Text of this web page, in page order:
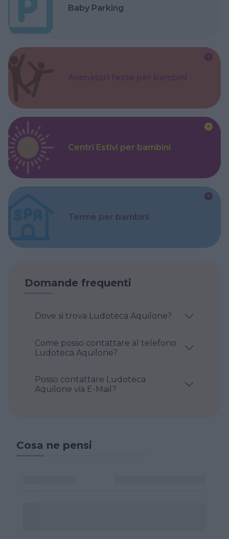
Baby Parking
Centri Estivi per bambini
Terme per bambini
Domande frequenti
Dove si trova Ludoteca Aquilone?
Come posso contattare al telefono
Ludoteca Aquilone?
Posso contattare Ludoteca
Aquilone via E-Mail?
Cosa ne pensi